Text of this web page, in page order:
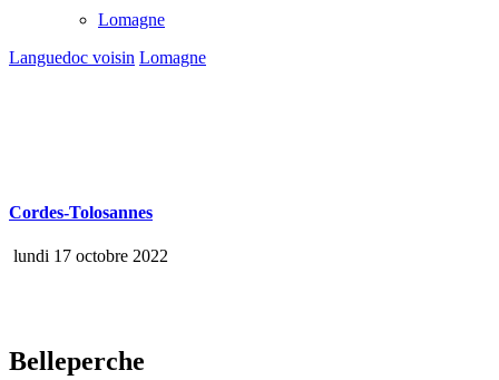
Lomagne
Languedoc voisin Lomagne
Cordes-Tolosannes
lundi 17 octobre 2022
Belleperche